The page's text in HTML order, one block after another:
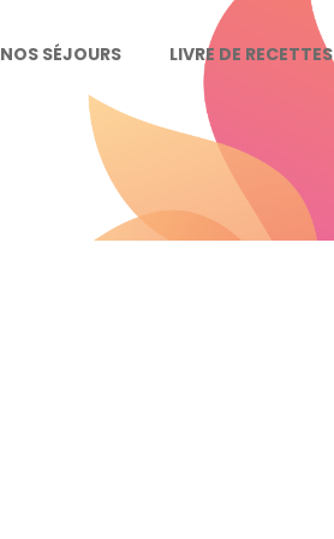
NOS SÉJOURS LIVRE DE RECETTES